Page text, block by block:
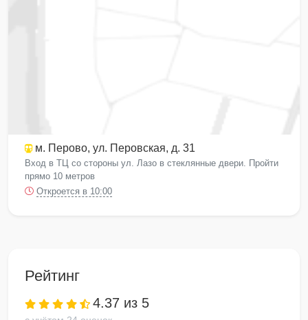
м. Перово, ул. Перовская, д. 31
Вход в ТЦ со стороны ул. Лазо в стеклянные двери. Пройти
прямо 10 метров
Откроется в 10:00
Рейтинг
4.37 из 5